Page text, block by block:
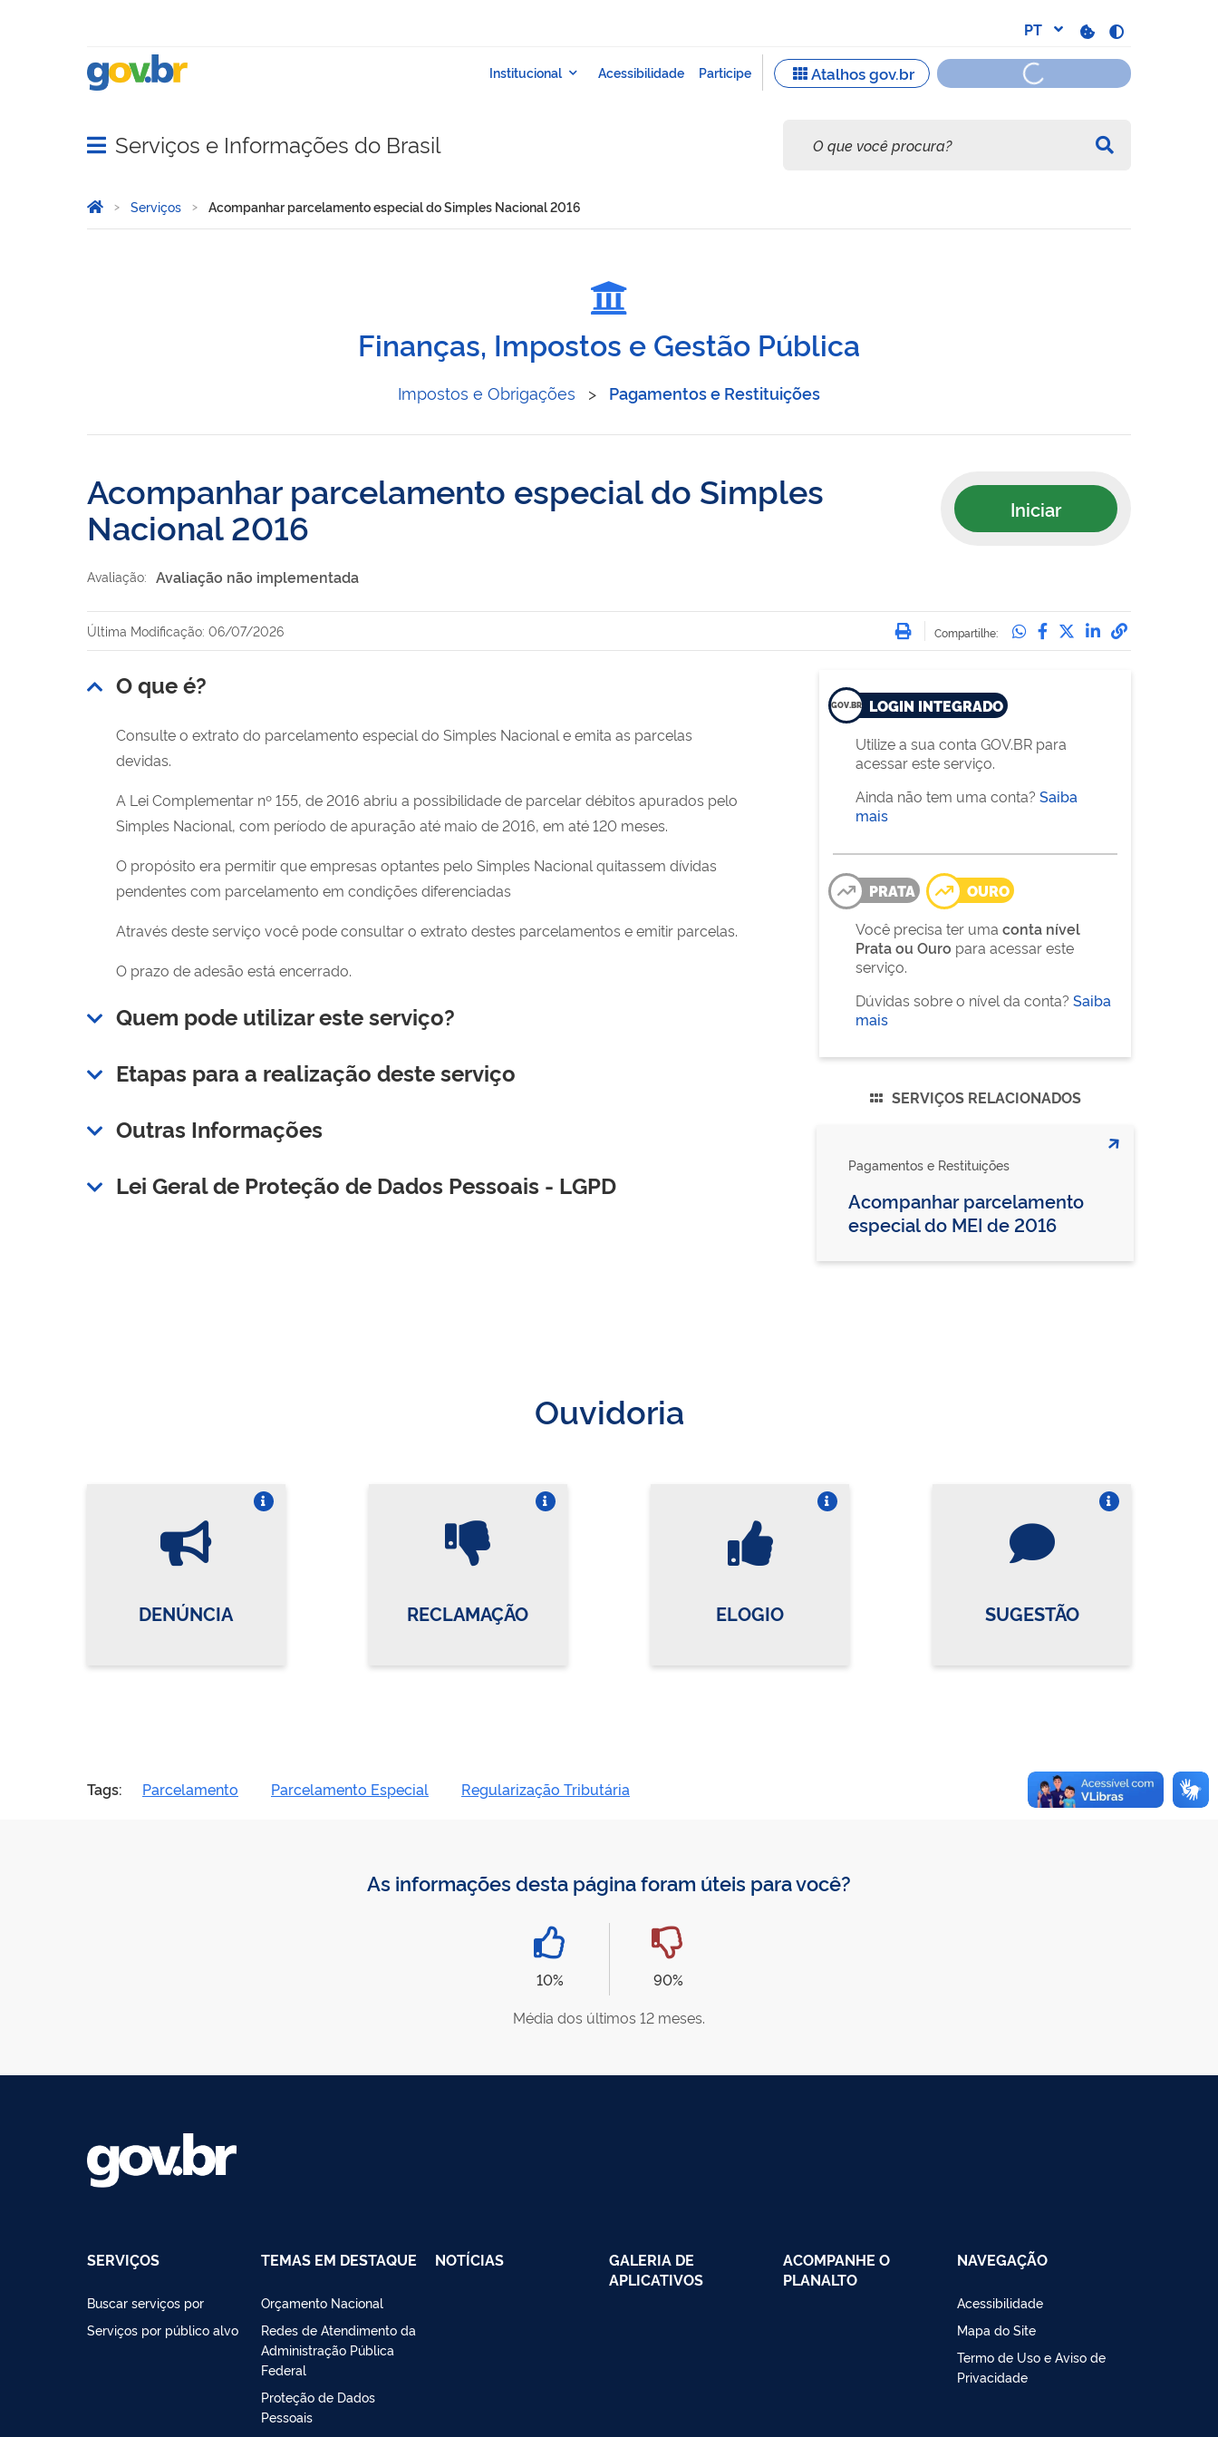
Abrir menu principal de navegação
Serviços e Informações do Brasil
Você está aqui:
Página Inicial
Serviços Acompanhar parcelamento especial do Simples Nacional 2016
Finanças, Impostos e Gestão Pública
Impostos e Obrigações > Pagamentos e Restituições
Acompanhar parcelamento especial do Simples
Nacional 2016
Iniciar
Avaliação: Avaliação não implementada
Imprimir
Compartilhe: Compartilhe no
Compartilhe no
Compartilhe no
Compartilhe
Última Modificação: 06/07/2026
O que é?
Consulte o extrato do parcelamento especial do Simples Nacional e emita as parcelas
devidas.
A Lei Complementar nº 155, de 2016 abriu a possibilidade de parcelar débitos apurados pelo
Simples Nacional, com período de apuração até maio de 2016, em até 120 meses.
O propósito era permitir que empresas optantes pelo Simples Nacional quitassem dívidas
pendentes com parcelamento em condições diferenciadas
Através deste serviço você pode consultar o extrato destes parcelamentos e emitir parcelas.
O prazo de adesão está encerrado.
Quem pode utilizar este serviço?
Etapas para a realização deste serviço
Outras Informações
Lei Geral de Proteção de Dados Pessoais - LGPD
LOGIN INTEGRADO
Utilize a sua conta GOV.BR para
acessar este serviço.
Ainda não tem uma conta? Saiba
mais
PRATA
OURO
Você precisa ter uma conta nível
Prata ou Ouro para acessar este
serviço.
Dúvidas sobre o nível da conta? Saiba
mais
SERVIÇOS RELACIONADOS
Pagamentos e Restituições
Acompanhar parcelamento
especial do MEI de 2016
Ouvidoria
DENÚNCIA RECLAMAÇÃO ELOGIO SUGESTÃO
Tags: Parcelamento Parcelamento Especial Regularização Tributária
As informações desta página foram úteis para você?
10%
90%
Média dos últimos 12 meses.
SERVIÇOS
Buscar serviços por
Serviços por público alvo
TEMAS EM DESTAQUE
Orçamento Nacional
Redes de Atendimento da
Administração Pública
Federal
Proteção de Dados
Pessoais
NOTÍCIAS
GALERIA DE
APLICATIVOS
ACOMPANHE O
PLANALTO
NAVEGAÇÃO
Acessibilidade
Mapa do Site
Termo de Uso e Aviso de
Privacidade